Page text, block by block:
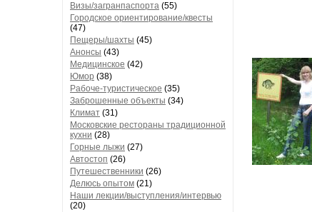
Визы/загранпаспорта (55)
Городское ориентирование/квесты
(47)
Пещеры/шахты (45)
Анонсы (43)
Медицинское (42)
Юмор (38)
Рабоче-туристическое (35)
Заброшенные объекты (34)
Климат (31)
Московские рестораны традиционной
кухни (28)
Горные лыжи (27)
Автостоп (26)
Путешественники (26)
Делюсь опытом (21)
Наши лекции/выступления/интервью
(20)